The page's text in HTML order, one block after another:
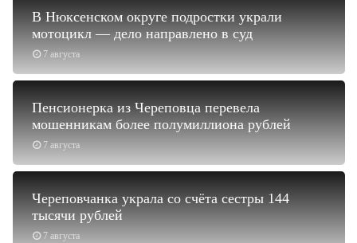
7 августа
В Нюксенском округе подростки украли
мотоцикл — дело направлено в суд
7 августа
Пенсионерка из Череповца перевела
мошенникам более полумиллиона рублей
7 августа
Череповчанка украла со счёта сестры 144
тысячи рублей